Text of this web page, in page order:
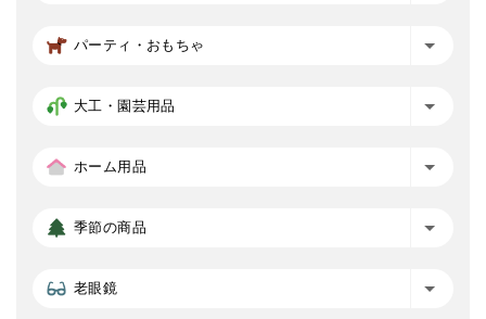
パーティ・おもちゃ
大工・園芸用品
ホーム用品
季節の商品
老眼鏡